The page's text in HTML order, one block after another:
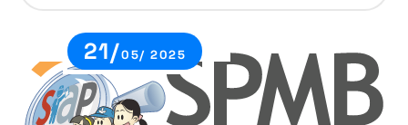
21/05/ 2025